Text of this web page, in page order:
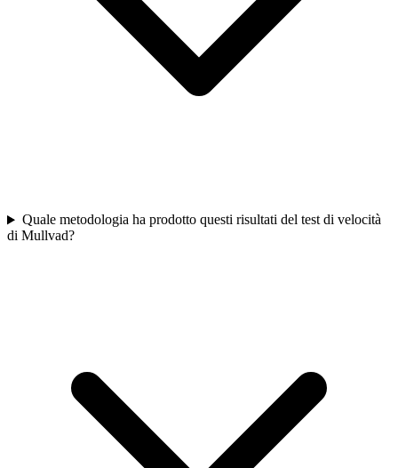
Quale metodologia ha prodotto questi risultati del test di velocità
di Mullvad?